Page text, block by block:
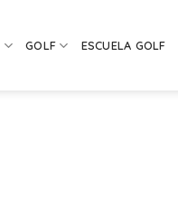
GOLF ESCUELA GOLF